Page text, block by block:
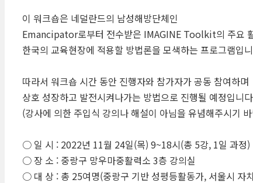
이 워크숍은 네덜란드의 남성해방단체인
Emancipator로부터 전수받은 IMAGINE Toolkit의 주요
한국의 교육현장에 적용할 방법론을 모색하는 프로그램입
따라서 워크숍 시간 동안 진행자와 참가자가 공동 참여하며
상호 성장하고 발전시켜나가는 방법으로 진행될 예정입니
(강사에 의한 주입식 강의나 해설이 아님을 유념해주시기
​○ 일 시 : 2022년 11월 24일(목) 9~18시(총 5강, 1일 과정)
○ 장 소 : 중랑구 망우마중활력소 3층 강의실
○ 대 상 : 총 25여명(중랑구 기반 성평등활동가, 서울시 자